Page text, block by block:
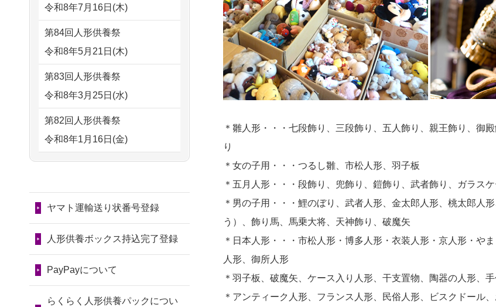
＊雛人形・・・七段飾り、三段飾り、五人飾り、親王飾り、御
り
＊女の子用・・・つるし雛、市松人形、羽子板
＊五月人形・・・段飾り、兜飾り、鎧飾り、武者飾り、ガラスケ
＊男の子用・・・鯉のぼり、武者人形、金太郎人形、桃太郎人
う）、飾り馬、馬乗大将、天神飾り、破魔矢
＊日本人形・・・市松人形・博多人形・衣装人形・京人形・や
人形、御所人形
＊羽子板、破魔矢、ケース入り人形、干支置物、陶器の人形、
＊アンティーク人形、フランス人形、民俗人形、ビスクドール
2026/07/31 12:32
東京都の方からお申込み
2026/07/31 10:29
京都市の方からお申込み
2026/07/31 08:41
埼玉県の方からお申込み
2026/07/30 22:27
墨田区の方からお申込み
神奈川の方からお申込み
2026/07/30 08:46
2026/07/15 お客様の声を読
が...
達を、ちゃんと供養したく、
2026/07/10家から近かったの
で。
2026/07/08誰も住んでいない
実家の片付けを始めました。
...
2026/07/06 9年間自由が丘店を
が？
供養・処分したいのですが、
お雛様とお内裏様だ...
2024/01/13供養申込みの後、
供養祭までお人形はどうなっ
てるのですか？
が、きちんと供養してもらえ
るのですか？
お願いできますか？
令和8年7月16日(木)
第84回人形供養祭
令和8年5月21日(木)
第83回人形供養祭
令和8年3月25日(水)
第82回人形供養祭
令和8年1月16日(金)
第81回人形供養祭
第80回人形供養祭
第79回人形供養祭
令和7年8月2日(土)
第78回人形供養祭
ヤマト運輸送り状番号登録
人形供養ボックス持込完了登録
PayPayについて
らくらく人形供養パックについ